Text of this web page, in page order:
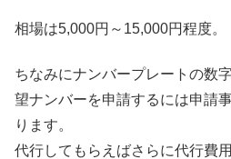
相場は5,000円～15,000円程度。
ちなみにナンバープレートの数
望ナンバーを申請するには申請
ります。
代行してもらえばさらに代行費